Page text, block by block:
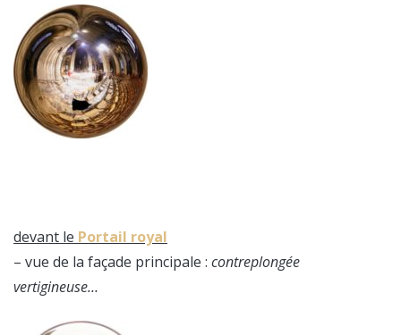
devant le Portail royal
– vue de la façade principale : contreplongée
vertigineuse…